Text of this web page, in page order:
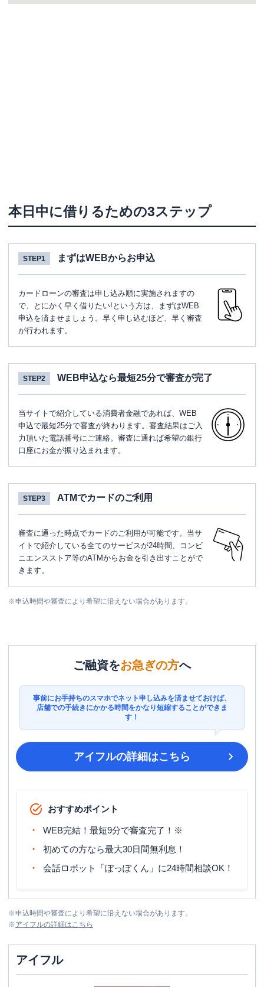
本日中に借りるための3ステップ
STEP1 まずはWEBからお申込
カードローンの審査は申し込み順に実施されますの
で、とにかく早く借りたい!という方は、まずはWEB
申込を済ませましょう。早く申し込むほど、早く審査
が行われます。
STEP2 WEB申込なら最短25分で審査が完了
当サイトで紹介している消費者金融であれば、WEB
申込で最短25分で審査が終わります。審査結果はご入
力頂いた電話番号にご連絡。審査に通れば希望の銀行
口座にお金が振り込まれます。
STEP3 ATMでカードのご利用
審査に通った時点でカードのご利用が可能です。当サ
イトで紹介している全てのサービスが24時間、コンビ
ニエンスストア等のATMからお金を引き出すことがで
きます。
※申込時間や審査により希望に沿えない場合があります。
ご融資をお急ぎの方へ
事前にお手持ちのスマホでネット申し込みを済ませておけば、
店舗での手続きにかかる時間をかなり短縮することができま
す！
アイフルの詳細はこちら
おすすめポイント
WEB完結！最短9分で審査完了！※
初めての方なら最大30日間無利息！
会話ロボット「ぽっぽくん」に24時間相談OK！
※申込時間や審査により希望に沿えない場合があります。
※アイフルの詳細はこちら
アイフル